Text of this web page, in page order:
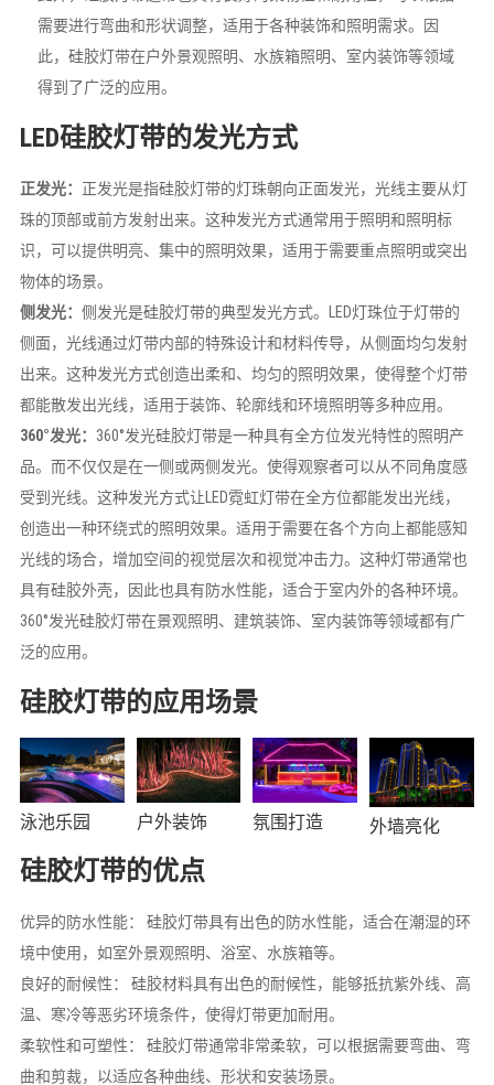
需要进行弯曲和形状调整，适用于各种装饰和照明需求。因
此，硅胶灯带在户外景观照明、水族箱照明、室内装饰等领域
得到了广泛的应用。
LED硅胶灯带的发光方式
正发光： 正发光是指硅胶灯带的灯珠朝向正面发光，光线主要从灯
珠的顶部或前方发射出来。这种发光方式通常用于照明和照明标
识，可以提供明亮、集中的照明效果，适用于需要重点照明或突出
物体的场景。
侧发光： 侧发光是硅胶灯带的典型发光方式。LED灯珠位于灯带的
侧面，光线通过灯带内部的特殊设计和材料传导，从侧面均匀发射
出来。这种发光方式创造出柔和、均匀的照明效果，使得整个灯带
都能散发出光线，适用于装饰、轮廓线和环境照明等多种应用。
360°发光： 360°发光硅胶灯带是一种具有全方位发光特性的照明产
品。而不仅仅是在一侧或两侧发光。使得观察者可以从不同角度感
受到光线。这种发光方式让LED霓虹灯带在全方位都能发出光线，
创造出一种环绕式的照明效果。适用于需要在各个方向上都能感知
光线的场合，增加空间的视觉层次和视觉冲击力。这种灯带通常也
具有硅胶外壳，因此也具有防水性能，适合于室内外的各种环境。
360°发光硅胶灯带在景观照明、建筑装饰、室内装饰等领域都有广
泛的应用。
硅胶灯带的应用场景
泳池乐园 户外装饰 氛围打造 外墙亮化
硅胶灯带的优点
优异的防水性能： 硅胶灯带具有出色的防水性能，适合在潮湿的环
境中使用，如室外景观照明、浴室、水族箱等。
良好的耐候性： 硅胶材料具有出色的耐候性，能够抵抗紫外线、高
温、寒冷等恶劣环境条件，使得灯带更加耐用。
柔软性和可塑性： 硅胶灯带通常非常柔软，可以根据需要弯曲、弯
曲和剪裁，以适应各种曲线、形状和安装场景。